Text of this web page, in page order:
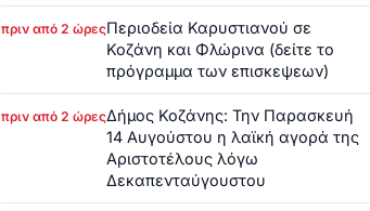
πριν από 2 ώρεςΠεριοδεία Καρυστιανού σε
Κοζάνη και Φλώρινα (δείτε το
πρόγραμμα των επισκεψεων)
πριν από 2 ώρεςΔήμος Κοζάνης: Την Παρασκευή
14 Αυγούστου η λαϊκή αγορά της
Αριστοτέλους λόγω
Δεκαπενταύγουστου